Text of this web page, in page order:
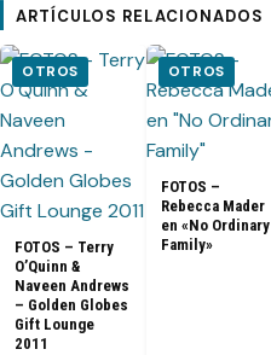
ARTÍCULOS RELACIONADOS
OTROS
FOTOS – Terry
O’Quinn &
Naveen Andrews
– Golden Globes
Gift Lounge
2011
OTROS
FOTOS –
Rebecca Mader
en «No Ordinary
Family»